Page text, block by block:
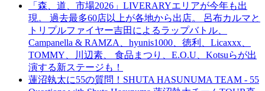
「森、道、市場2026」LIVERARYエリアが今年も出
現。 過去最多60店以上が各地から出店。 呂布カルマと
トリプルファイヤー吉田によるラップバトル、
Campanella & RAMZA、hyunis1000、徳利、Licaxxx、
TOMMY、川辺素、 食品まつり、E.O.U、Kotsuらが出
演する新ステージも！
蓮沼執太に55の質問！SHUTA HASUNUMA TEAM - 55